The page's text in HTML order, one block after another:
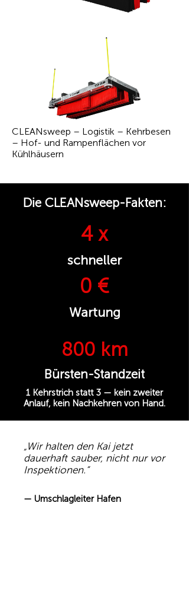
CLEANsweep – Logistik – Kehrbesen
– Hof- und Rampenflächen vor
Kühlhäusern
Die CLEANsweep-Fakten:
4 x
schneller
0 €
Wartung
800 km
Bürsten-Standzeit
1 Kehrstrich statt 3 — kein zweiter
Anlauf, kein Nachkehren von Hand.
„Wir halten den Kai jetzt
dauerhaft sauber, nicht nur vor
Inspektionen.“
— Umschlagleiter Hafen